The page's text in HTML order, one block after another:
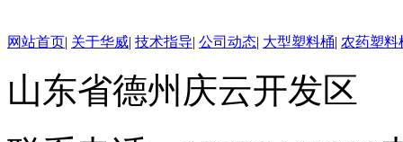
网站首页| 关于华威| 技术指导| 公司动态| 大型塑料桶| 农药塑料
山东省德州庆云开发区